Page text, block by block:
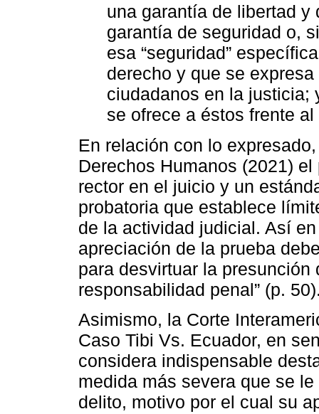
una garantía de libertad y
garantía de seguridad o,
esa “seguridad”
derecho y que se
ciudadanos en la justicia;
se ofrece a éstos frente
En relación con lo
Derechos Humanos (2021)
rector en el juicio y un
probatoria que establece
de la actividad judicial. Así
apreciación de la prueba
para desvirtuar la
responsabilidad penal” (p.
Asimismo, la Corte
Caso Tibi Vs. Ecuador, en
considera indispensable
medida más severa que se
delito, motivo por el cual su